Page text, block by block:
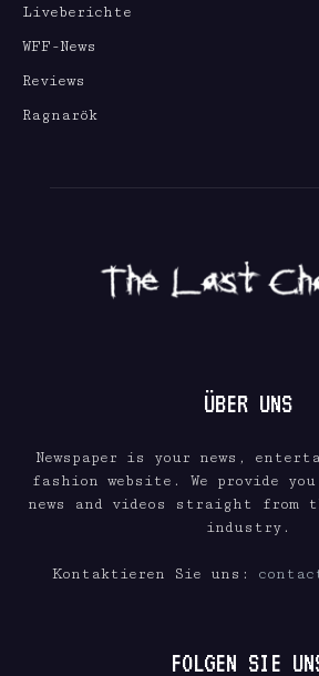
Liveberichte
WFF-News
Reviews
Ragnarök
ÜBER UNS
Newspaper is your news,
fashion website. We provide
news and videos straight from
industry.
Kontaktieren Sie uns:
FOLGEN SIE